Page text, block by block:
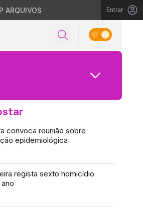
ARQUIVOS Entrar
convoca reunião sobre
epidemiológica
regista sexto homicídio